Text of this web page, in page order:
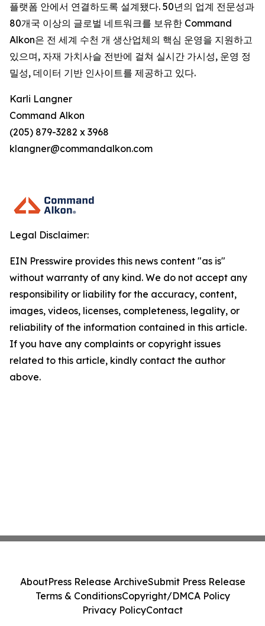
플랫폼 안에서 연결하도록 설계됐다. 50년의 업계 전문성과
80개국 이상의 글로벌 네트워크를 보유한 Command
Alkon은 전 세계 수천 개 생산업체의 핵심 운영을 지원하고
있으며, 자재 가치사슬 전반에 걸쳐 실시간 가시성, 운영 정
밀성, 데이터 기반 인사이트를 제공하고 있다.
Karli Langner
Command Alkon
(205) 879-3282 x 3968
klangner@commandalkon.com
Legal Disclaimer:
EIN Presswire provides this news content "as is"
without warranty of any kind. We do not accept any
responsibility or liability for the accuracy, content,
images, videos, licenses, completeness, legality, or
reliability of the information contained in this article.
If you have any complaints or copyright issues
related to this article, kindly contact the author
above.
AboutPress Release ArchiveSubmit Press Release
Terms & ConditionsCopyright/DMCA Policy
Privacy PolicyContact